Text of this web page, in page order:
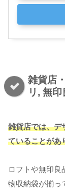
雑貨店
リ, 無印
雑貨店では、デ
ていることがあ
ロフトや無印良
物収納袋が揃っ